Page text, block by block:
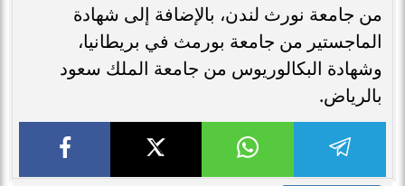
من جامعة نورث لندن، بالإضافة إلى شهادة
الماجستير من جامعة بورمث في بريطانيا،
وشهادة البكالوريوس من جامعة الملك سعود
بالرياض.